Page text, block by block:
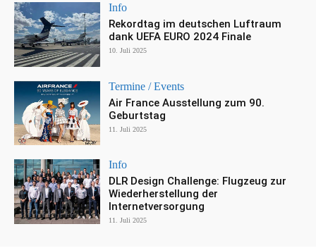
Info
Rekordtag im deutschen Luftraum
dank UEFA EURO 2024 Finale
10. Juli 2025
Termine / Events
Air France Ausstellung zum 90.
Geburtstag
11. Juli 2025
Info
DLR Design Challenge: Flugzeug zur
Wiederherstellung der
Internetversorgung
11. Juli 2025